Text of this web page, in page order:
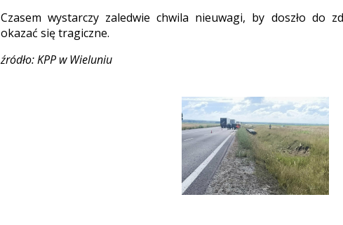
Czasem wystarczy zaledwie chwila nieuwagi, by doszło do
okazać się tragiczne.
źródło: KPP w Wieluniu